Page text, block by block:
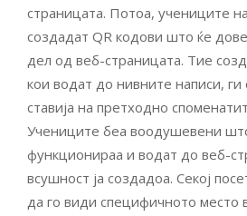
страницата. Потоа, учениците
создадат QR кодови што ќе
дел од веб-страницата. Тие
кои водат до нивните написи, ги
ставија на претходно
Учениците беа воодушевени
функционираа и водат до веб-
всушност ја создадоа. Секој
да го види специфичното место